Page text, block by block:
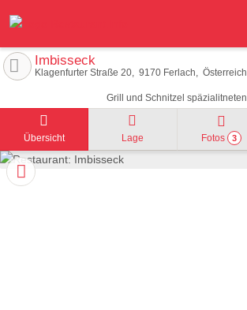
Imbisseck
Klagenfurter Straße 20 9170 Ferlach Österreich
Grill und Schnitzel späzialitneten
Übersicht Lage Fotos 3